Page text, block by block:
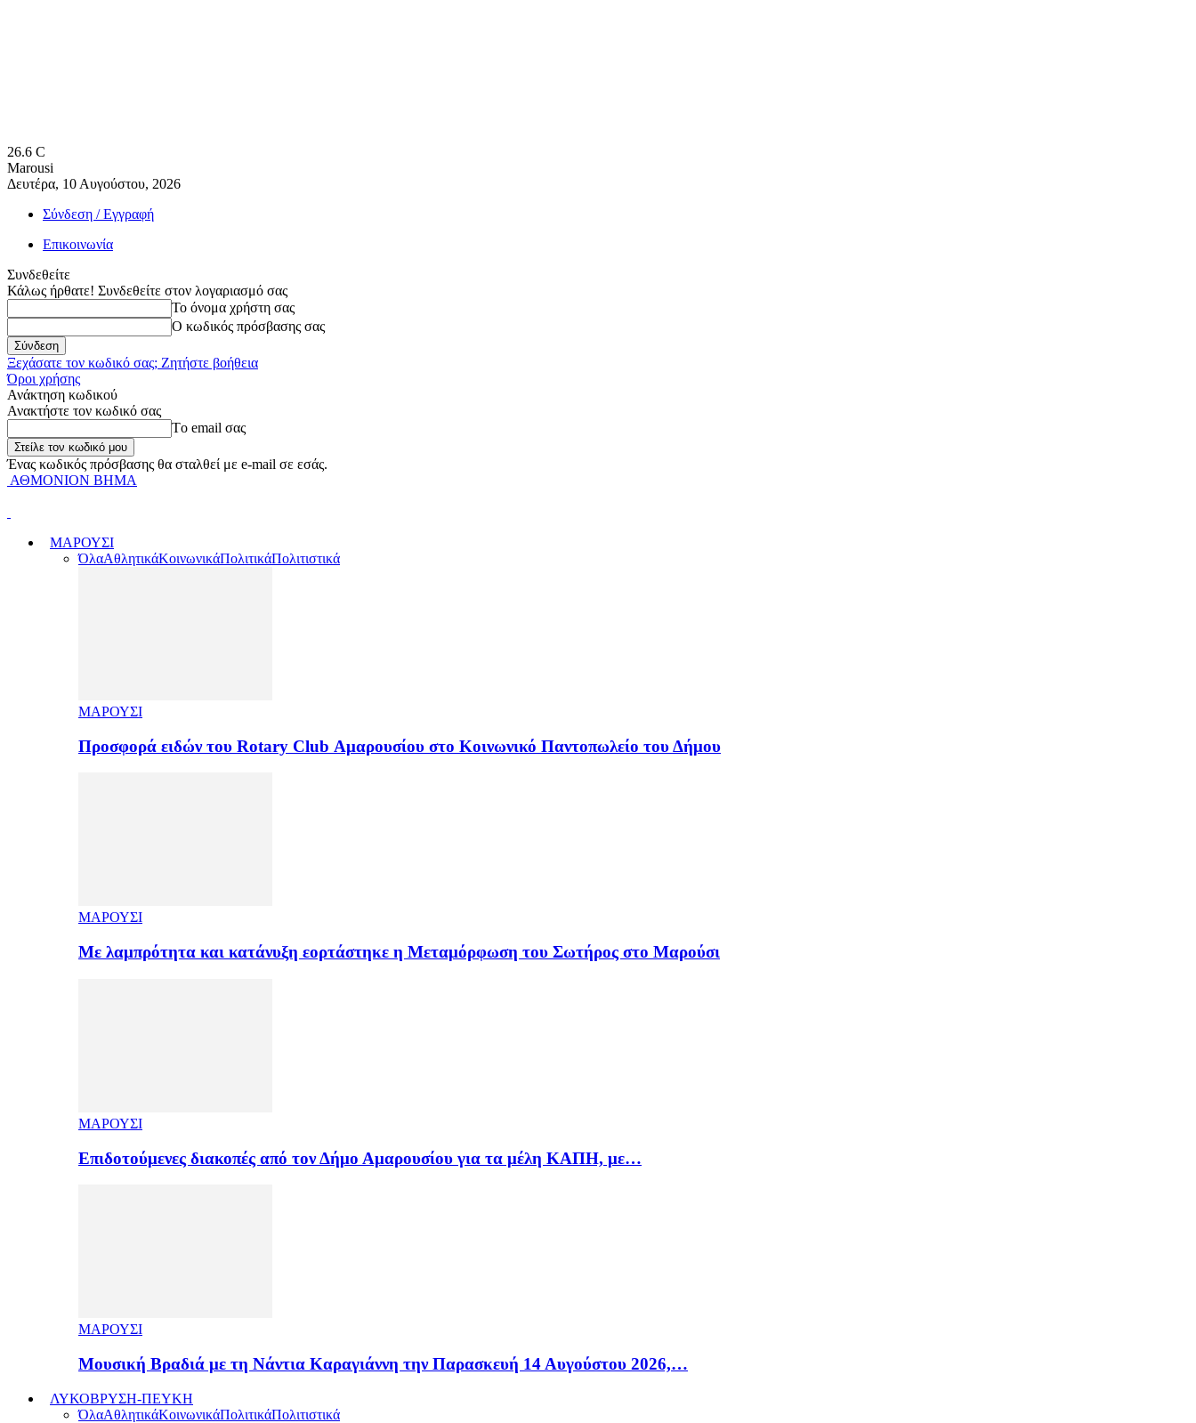
26.6 C
Marousi
Δευτέρα, 10 Αυγούστου, 2026
Σύνδεση / Εγγραφή
Επικοινωνία
Συνδεθείτε
Κάλως ήρθατε! Συνδεθείτε στον λογαριασμό σας
Το όνομα χρήστη σας
Ο κωδικός πρόσβασης σας
Ξεχάσατε τον κωδικό σας; Ζητήστε βοήθεια
Όροι χρήσης
Ανάκτηση κωδικού
Ανακτήστε τον κωδικό σας
Tο email σας
Ένας κωδικός πρόσβασης θα σταλθεί με e-mail σε εσάς.
ΑΘΜΟΝΙΟΝ ΒΗΜΑ
ΜΑΡΟΥΣΙ
ΌλαΑθλητικάΚοινωνικάΠολιτικάΠολιτιστικά
ΜΑΡΟΥΣΙ
Προσφορά ειδών του Rotary Club Αμαρουσίου στο Κοινωνικό Παντοπωλείο του Δήμου
ΜΑΡΟΥΣΙ
Με λαμπρότητα και κατάνυξη εορτάστηκε η Μεταμόρφωση του Σωτήρος στο Μαρούσι
ΜΑΡΟΥΣΙ
Επιδοτούμενες διακοπές από τον Δήμο Αμαρουσίου για τα μέλη ΚΑΠΗ, με…
ΜΑΡΟΥΣΙ
Μουσική Βραδιά με τη Νάντια Καραγιάννη την Παρασκευή 14 Αυγούστου 2026,…
ΛΥΚΟΒΡΥΣΗ-ΠΕΥΚΗ
ΌλαΑθλητικάΚοινωνικάΠολιτικάΠολιτιστικά